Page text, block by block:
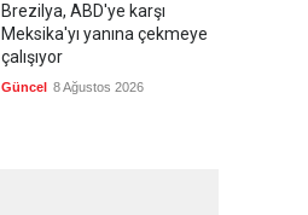
Brezilya, ABD'ye karşı
Meksika'yı yanına çekmeye
çalışıyor
Güncel 8 Ağustos 2026